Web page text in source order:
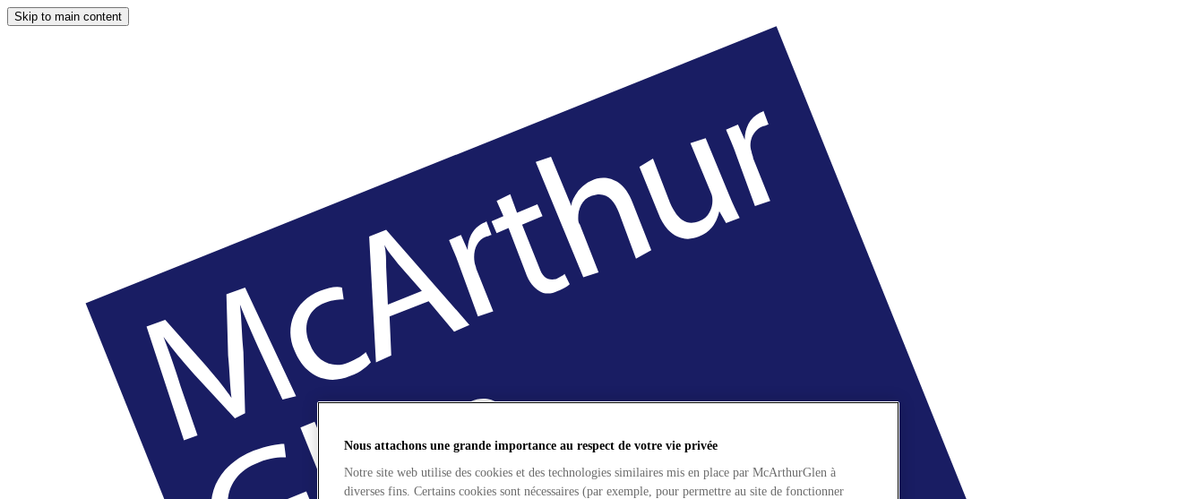
Skip to main content
Nous attachons une grande importance au respect de votre vie privée
Notre site web utilise des cookies et des technologies similaires mis en place par McArthurGlen à
diverses fins. Certains cookies sont nécessaires (par exemple, pour permettre au site de fonctionner